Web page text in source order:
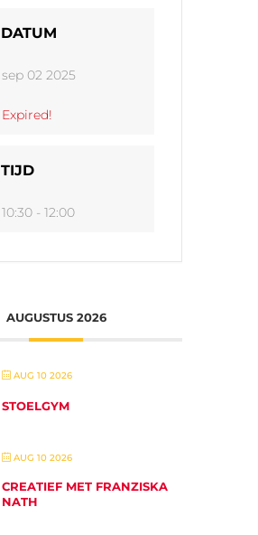
DATUM
sep 02 2025
Expired!
TIJD
10:30 - 12:00
AUGUSTUS 2026
AUG 10 2026
STOELGYM
AUG 10 2026
CREATIEF MET FRANZISKA
NATH